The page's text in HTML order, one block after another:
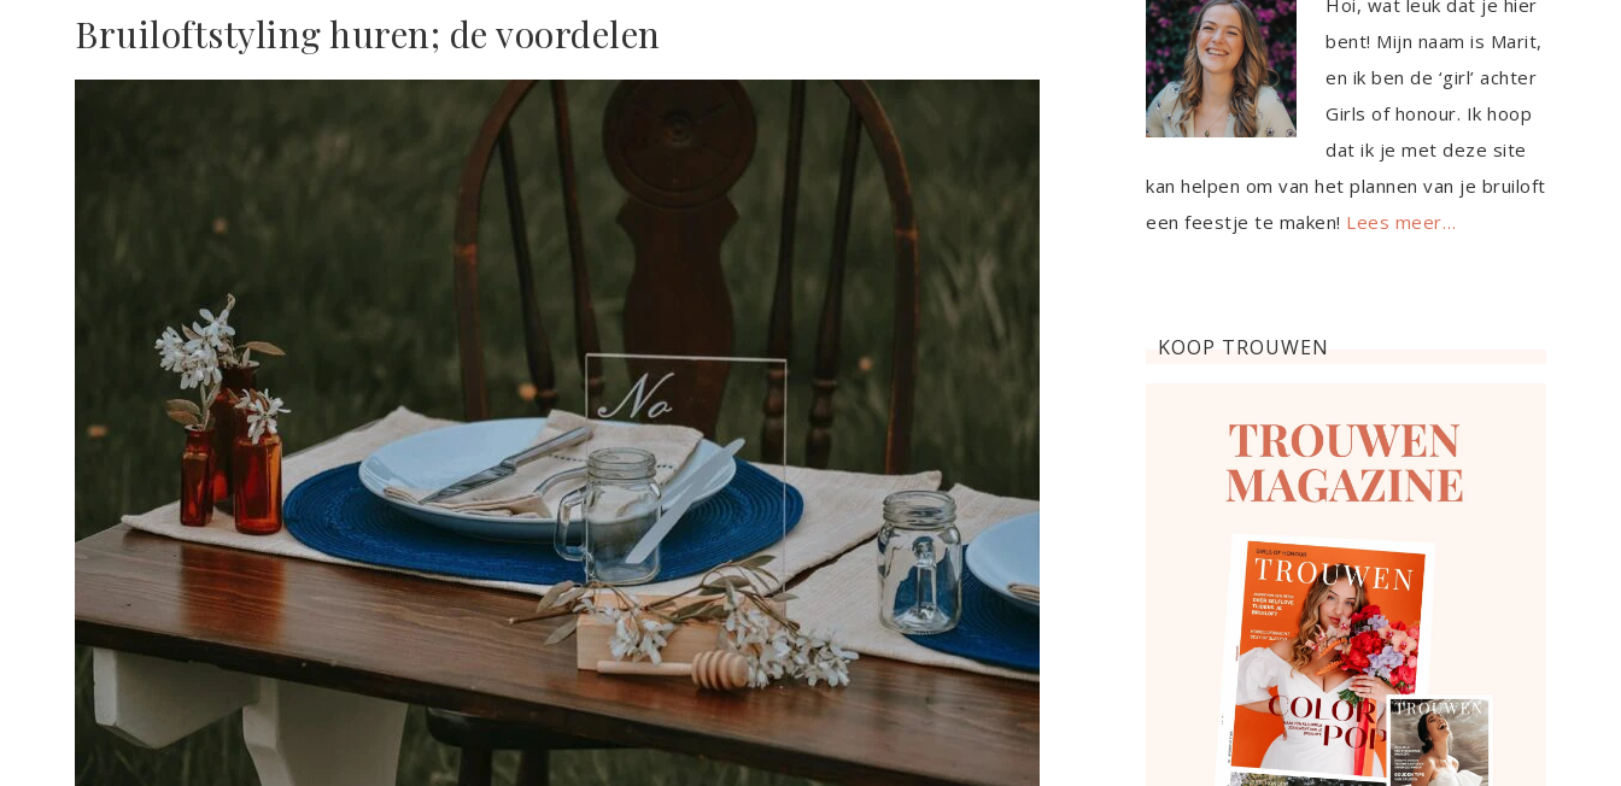
Bruiloftstyling huren; de voordelen
Hoi, wat leuk dat je hier
bent! Mijn naam is Marit,
en ik ben de ‘girl’ achter
Girls of honour. Ik hoop
dat ik je met deze site
kan helpen om van het plannen van je bruiloft
een feestje te maken! Lees meer…
KOOP TROUWEN